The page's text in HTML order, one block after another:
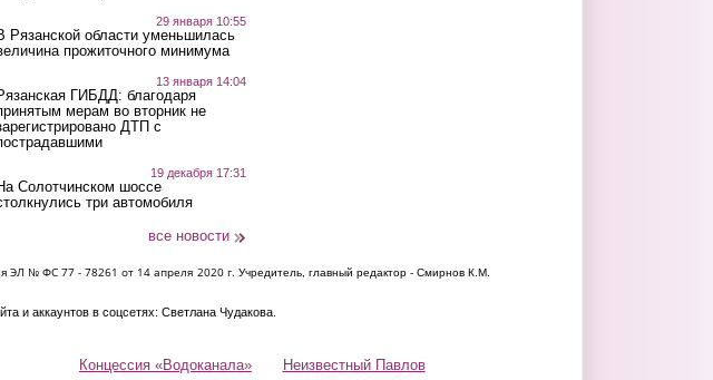
29 января 10:55
Рязанской области уменьшилась
прожиточного минимума
13 января 14:04
ГИБДД: благодаря
мерам во вторник не
ДТП с
19 декабря 17:31
Солотчинском шоссе
три автомобиля
все новости
ЭЛ № ФС 77 - 78261 от 14 апреля 2020 г. Учредитель, главный редактор - Смирнов К.М.
и аккаунтов в соцсетях: Светлана Чудакова.
Концессия «Водоканала» Неизвестный Павлов